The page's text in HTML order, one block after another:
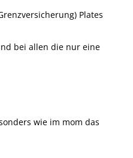
Plates
bei allen die nur eine
wie im mom das